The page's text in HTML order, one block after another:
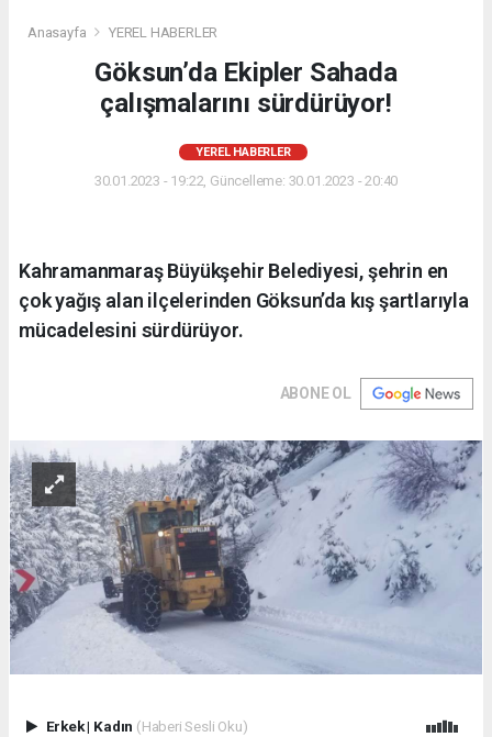
Anasayfa YEREL HABERLER
Göksun’da Ekipler Sahada
çalışmalarını sürdürüyor!
YEREL HABERLER
30.01.2023 - 19:22, Güncelleme: 30.01.2023 - 20:40
Kahramanmaraş Büyükşehir Belediyesi, şehrin en
çok yağış alan ilçelerinden Göksun’da kış şartlarıyla
mücadelesini sürdürüyor.
ABONE OL
Erkek| Kadın (Haberi Sesli Oku)